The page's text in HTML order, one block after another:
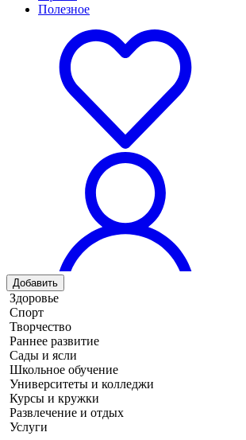
Полезное
Добавить
Здоровье
Спорт
Творчество
Раннее развитие
Сады и ясли
Школьное обучение
Университеты и колледжи
Курсы и кружки
Развлечение и отдых
Услуги